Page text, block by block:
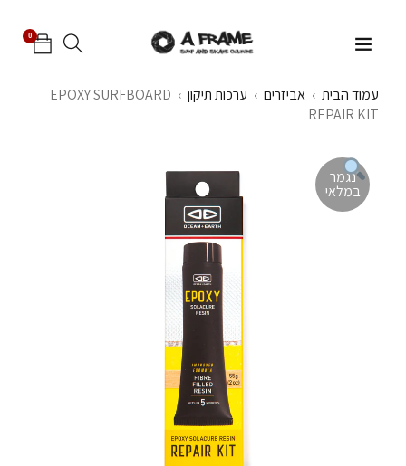
0
עמוד הבית › אביזרים › ערכות תיקון ›
EPOXY SURFBOARD
REPAIR KIT
נגמר
במלאי